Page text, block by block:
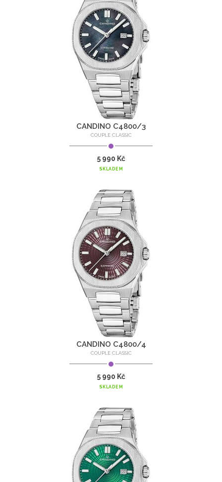
CANDINO C4800/3
COUPLE CLASSIC
5 990 Kč
SKLADEM
CANDINO C4800/4
COUPLE CLASSIC
5 990 Kč
SKLADEM